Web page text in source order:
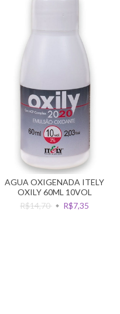
AGUA OXIGENADA ITELY
OXILY 60ML 10VOL
R$14,70
R$7,35